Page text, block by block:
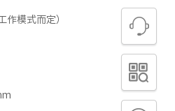
模式而定）